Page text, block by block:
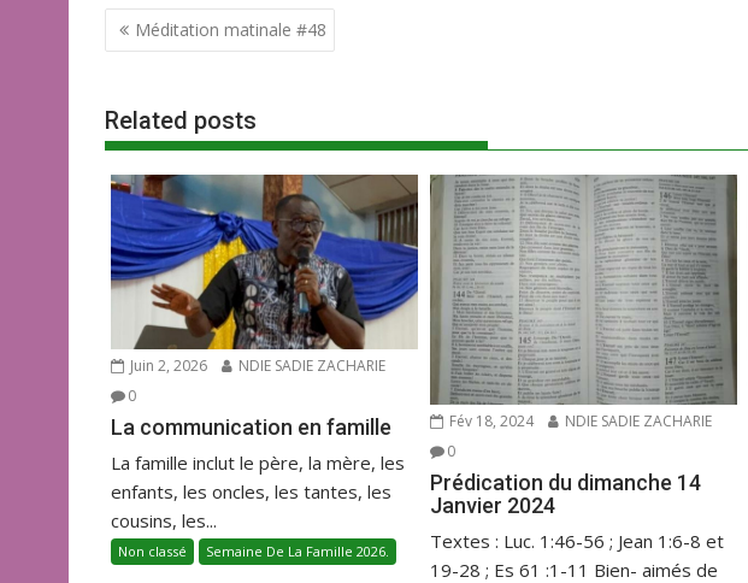
e
o
o
k
ittai at
p
p
Navigation
de
Méditation matinale #48
Related posts
Juin 2, 2026
NDIE SADIE ZACHARIE
0
La communication en famille
La famille inclut le père, la mère, les
enfants, les oncles, les tantes, les
cousins, les...
Non classé Semaine De La Famille 2026.
Fév 18, 2024
NDIE SADIE ZACHARIE
0
Prédication du dimanche 14
Janvier 2024
Textes : Luc. 1:46-56 ; Jean 1:6-8 et
19-28 ; Es 61 :1-11 Bien- aimés de